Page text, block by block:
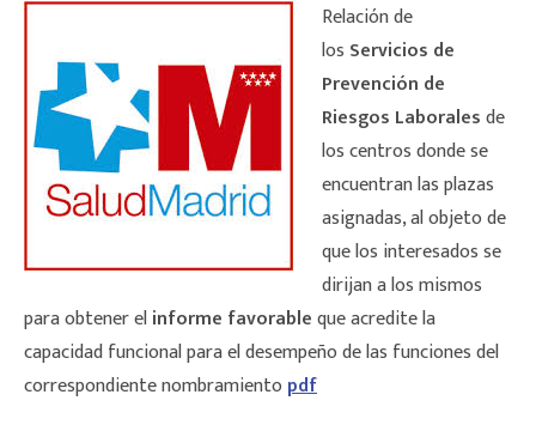
Relación de
los Servicios de
Prevención de
Riesgos Laboralesde
los centros donde se
encuentran las plazas
asignadas, al objeto de
que los interesados se
dirijan a los mismos
para obtener elinforme favorableque acredite la
capacidad funcional para el desempeño de las funciones del
correspondiente nombramiento pdf